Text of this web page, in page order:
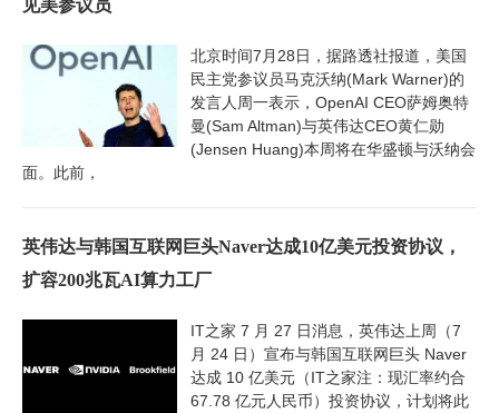
见美参议员
北京时间7月28日，据路透社报道，美国
民主党参议员马克沃纳(Mark Warner)的
发言人周一表示，OpenAI CEO萨姆奥特
曼(Sam Altman)与英伟达CEO黄仁勋
(Jensen Huang)本周将在华盛顿与沃纳会
面。此前，
英伟达与韩国互联网巨头Naver达成10亿美元投资协议，
扩容200兆瓦AI算力工厂
IT之家 7 月 27 日消息，英伟达上周（7
月 24 日）宣布与韩国互联网巨头 Naver
达成 10 亿美元（IT之家注：现汇率约合
67.78 亿元人民币）投资协议，计划将此